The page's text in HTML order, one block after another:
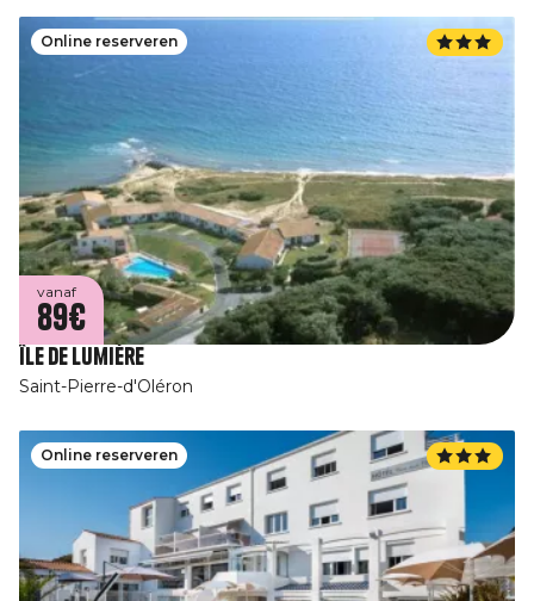
Online reserveren
vanaf
89€
Île de Lumière
Saint-Pierre-d'Oléron
Online reserveren